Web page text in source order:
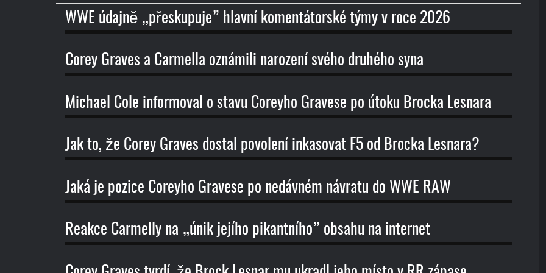
názvu
WWE údajně „přeskupuje” hlavní komentátorské týmy v roce 2026
Corey Graves a Carmella oznámili narození svého druhého syna
Michael Cole informoval o stavu Coreyho Gravese po útoku Brocka Lesnara
Jak to, že Corey Graves dostal povolení inkasovat F5 od Brocka Lesnara?
Jaká je pozice Coreyho Gravese po nedávném návratu do WWE RAW
Reakce Carmelly na „únik jejího pikantního” obsahu na internet